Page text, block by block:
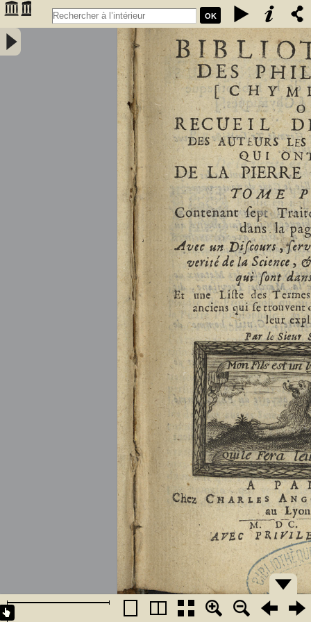
OK
Bibliothèque des philosophes [chymiques,] ou Recueil des oeuvres
des auteurs les plus approuvez qui ont écrit de la pierre philosophale.
Tome premier, contenant sept traitez... avec un discours, servant de
préface... et une liste des termes de l'art, & des mots anciens qui se
trouvent dans ces traitez... par le sieur S.D.E.M. - Salmon, William